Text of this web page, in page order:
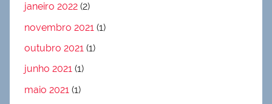
janeiro 2022 (2)
novembro 2021 (1)
outubro 2021 (1)
junho 2021 (1)
maio 2021 (1)